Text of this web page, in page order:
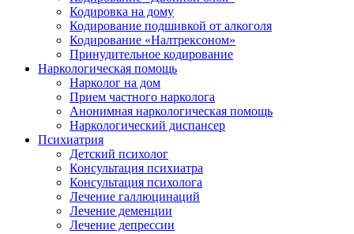
Кодировка на дому
Кодирование подшивкой от алкоголя
Кодирование «Налтрексоном»
Принудительное кодирование
Наркологическая помощь
Нарколог на дом
Прием частного нарколога
Анонимная наркологическая помощь
Наркологический диспансер
Психиатрия
Детский психолог
Консультация психиатра
Консультация психолога
Лечение галлюцинаций
Лечение деменции
Лечение депрессии